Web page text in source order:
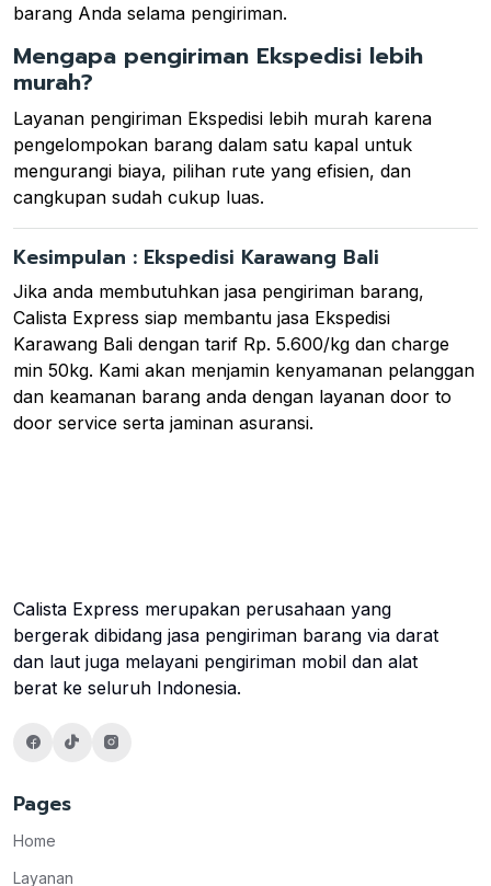
barang Anda selama pengiriman.
Mengapa pengiriman Ekspedisi lebih
murah?
Layanan pengiriman Ekspedisi lebih murah karena
pengelompokan barang dalam satu kapal untuk
mengurangi biaya, pilihan rute yang efisien, dan
cangkupan sudah cukup luas.
Kesimpulan : Ekspedisi Karawang Bali
Jika anda membutuhkan jasa pengiriman barang,
Calista Express siap membantu jasa Ekspedisi
Karawang Bali dengan tarif Rp. 5.600/kg dan charge
min 50kg. Kami akan menjamin kenyamanan pelanggan
dan keamanan barang anda dengan layanan door to
door service serta jaminan asuransi.
Calista Express merupakan perusahaan yang
bergerak dibidang jasa pengiriman barang via darat
dan laut juga melayani pengiriman mobil dan alat
berat ke seluruh Indonesia.
Pages
Home
Layanan